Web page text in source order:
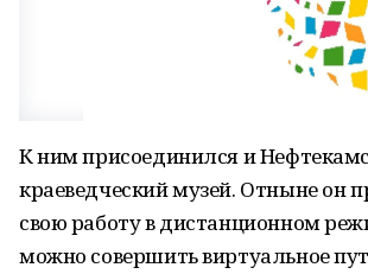
К ним присоединился и
краеведческий музей. Отныне он
свою работу в дистанционном
можно совершить виртуальное